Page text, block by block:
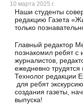
10 марта 2025 г.
Наши студенты
редакцию Газета
только
Главный редактор
познакомил ребят с
журналистов,
ежедневно трудятся
Технолог редакции
для ребят
создания газеты,
выпуска!